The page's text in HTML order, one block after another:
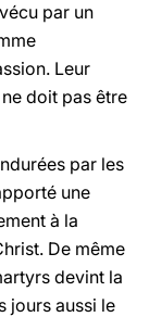
par un
Leur
doit pas être
par les
une
à la
De même
devint la
jours aussi le